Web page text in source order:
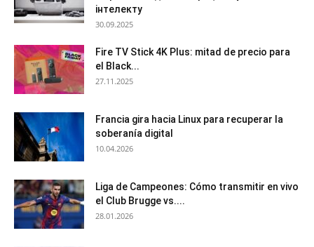
інтелекту
30.09.2025
Fire TV Stick 4K Plus: mitad de precio para
el Black...
27.11.2025
Francia gira hacia Linux para recuperar la
soberanía digital
10.04.2026
Liga de Campeones: Cómo transmitir en vivo
el Club Brugge vs....
28.01.2026